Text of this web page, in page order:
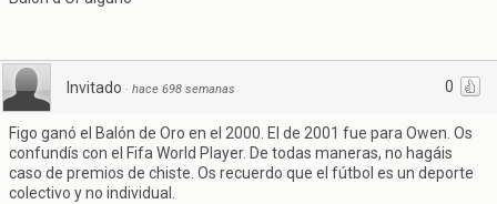
0
Invitado · hace 698 semanas
Figo ganó el Balón de Oro en el 2000. El de 2001 fue para Owen. Os
confundís con el Fifa World Player. De todas maneras, no hagáis
caso de premios de chiste. Os recuerdo que el fútbol es un deporte
colectivo y no individual.